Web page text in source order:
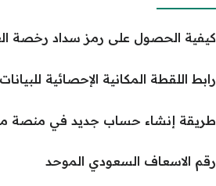
كيفية الحصول على رمز سداد رخصة
رابط اللقطة المكانية الإحصائية
طريقة إنشاء حساب جديد في منصة مدرستي 1446
رقم الاسعاف السعودي الموحد